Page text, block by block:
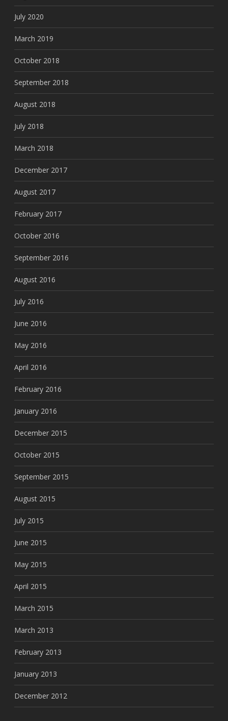
July 2020
March 2019
October 2018
September 2018
August 2018
July 2018
March 2018
December 2017
August 2017
February 2017
October 2016
September 2016
August 2016
July 2016
June 2016
May 2016
April 2016
February 2016
January 2016
December 2015
October 2015
September 2015
August 2015
July 2015
June 2015
May 2015
April 2015
March 2015
March 2013
February 2013
January 2013
December 2012